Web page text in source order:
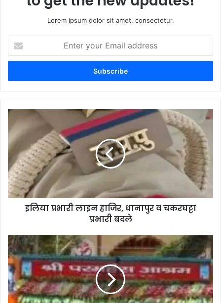
Lorem ipsum dolor sit amet, consectetur.
your
Email
इलिया प्रभारी लाइन हाजिर, धानापुर व चकरघट्टा
प्रभारी बदले